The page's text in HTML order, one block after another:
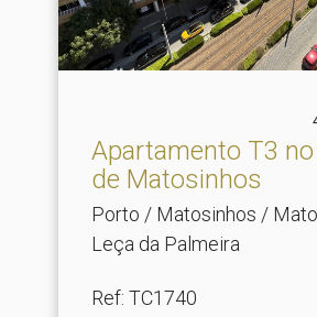
Apartamento T3
de Matosinhos
Porto / Matosinhos /
Leça da Palmeira
Ref: TC1740